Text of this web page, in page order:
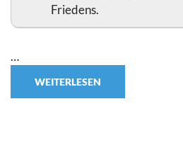
Friedens.
…
WEITERLESEN